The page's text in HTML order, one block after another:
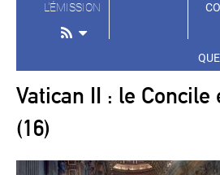
L'ÉMISSION
Vatican II : le
(16)